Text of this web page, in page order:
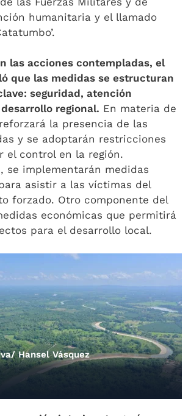
humanitaria y el llamado
las acciones contempladas, el
que las medidas se estructuran
seguridad, atención
regional. En materia de
la presencia de las
y se adoptarán restricciones
el control en la región.
se implementarán medidas
asistir a las víctimas del
forzado. Otro componente del
económicas que permitirá
para el desarrollo local.
Hansel Vásquez